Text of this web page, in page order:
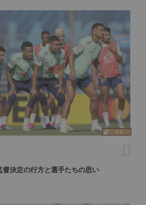
督決定の行方と選手たちの思い